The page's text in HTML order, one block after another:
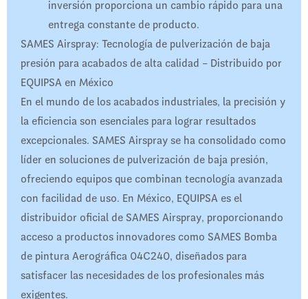
inversión proporciona un cambio rápido para una
entrega constante de producto.
SAMES Airspray: Tecnología de pulverización de baja
presión para acabados de alta calidad – Distribuido por
EQUIPSA en México
En el mundo de los acabados industriales, la precisión y
la eficiencia son esenciales para lograr resultados
excepcionales. SAMES Airspray se ha consolidado como
líder en soluciones de pulverización de baja presión,
ofreciendo equipos que combinan tecnología avanzada
con facilidad de uso. En México, EQUIPSA es el
distribuidor oficial de SAMES Airspray, proporcionando
acceso a productos innovadores como SAMES Bomba
de pintura Aerográfica 04C240, diseñados para
satisfacer las necesidades de los profesionales más
exigentes.​